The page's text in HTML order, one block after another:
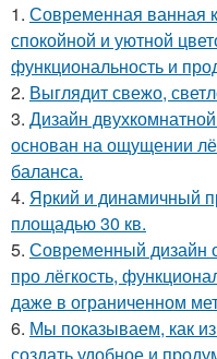
1. Современная ванная
спокойной и уютной
функциональность и
2. Выглядит свежо,
3. Дизайн
основан на ощущении
баланса.
4. Яркий и динамичный
площадью 30 кв.
5. Современный дизайн
про лёгкость,
даже в ограниченном
6. Мы показываем, как